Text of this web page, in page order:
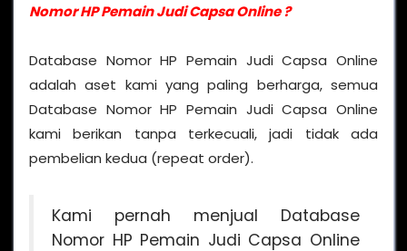
Nomor HP Pemain Judi Capsa Online ?
Database Nomor HP Pemain Judi Capsa Online
adalah aset kami yang paling berharga, semua
Database Nomor HP Pemain Judi Capsa Online
kami berikan tanpa terkecuali, jadi tidak ada
pembelian kedua (repeat order).
Kami pernah menjual Database
Nomor HP Pemain Judi Capsa Online